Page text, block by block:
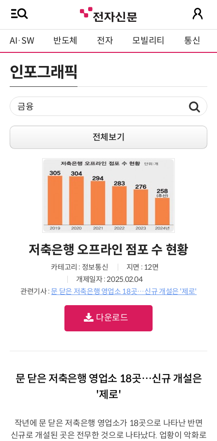
AI·SW 반도체 전자 모빌리티 통신
인포그래픽
전체보기
저축은행 오프라인 점포 수 현황
카테고리 : 정보통신
지면 : 12면
개제일자 : 2025.02.04
관련기사 : 문 닫은 저축은행 영업소 18곳…신규 개설은 '제로'
다운로드
문 닫은 저축은행 영업소 18곳…신규 개설은
'제로'
작년에 문 닫은 저축은행 영업소가 18곳으로 나타난 반면
신규로 개설된 곳은 전무한 것으로 나타났다. 업황이 악화로